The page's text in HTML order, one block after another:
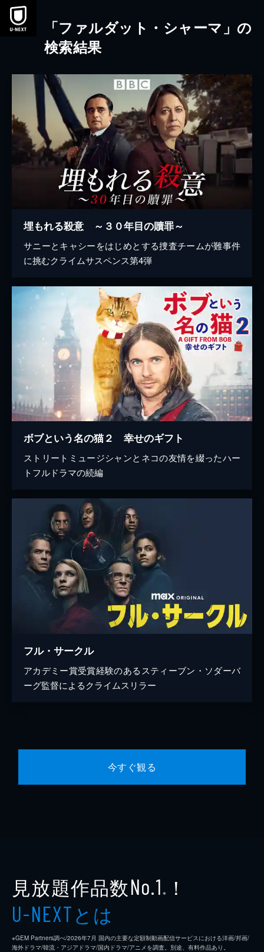
本文へスキップ
「ファルダット・シャーマ」の
検索結果
埋もれる殺意 ～３０年目の贖罪～
サニーとキャシーをはじめとする捜査チームが難事件
に挑むクライムサスペンス第4弾
ボブという名の猫２ 幸せのギフト
ストリートミュージシャンとネコの友情を綴ったハー
トフルドラマの続編
フル・サークル
アカデミー賞受賞経験のあるスティーブン・ソダーバ
ーグ監督によるクライムスリラー
今すぐ観る
見放題作品数No.1 ※ ！
U-NEXTとは
※GEM Partners調べ/2026年7⽉ 国内の主要な定額制動画配信サービスにおける洋画/邦画/
海外ドラマ/韓流・アジアドラマ/国内ドラマ/アニメを調査。別途、有料作品あり。